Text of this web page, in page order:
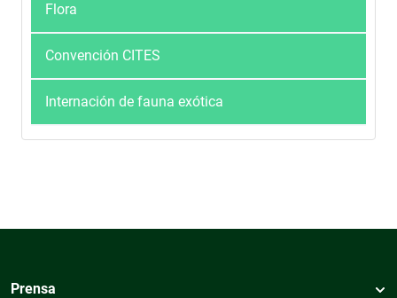
Flora
Convención CITES
Internación de fauna exótica
Prensa